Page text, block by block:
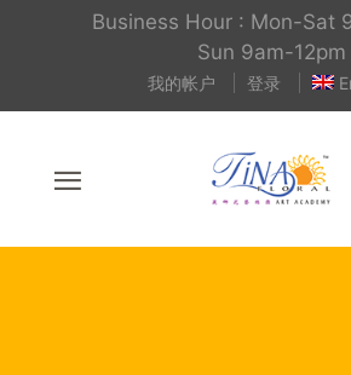
Business Hour : Mon-Sat
Sun 9am-12pm
我的帐户 登录